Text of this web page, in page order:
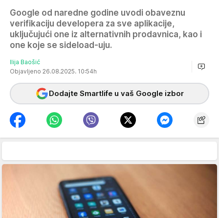
Google od naredne godine uvodi obaveznu
verifikaciju developera za sve aplikacije,
uključujući one iz alternativnih prodavnica, kao i
one koje se sideload-uju.
Ilija Baošić
Objavljeno 26.08.2025. 10:54h
Dodajte Smartlife u vaš Google izbor